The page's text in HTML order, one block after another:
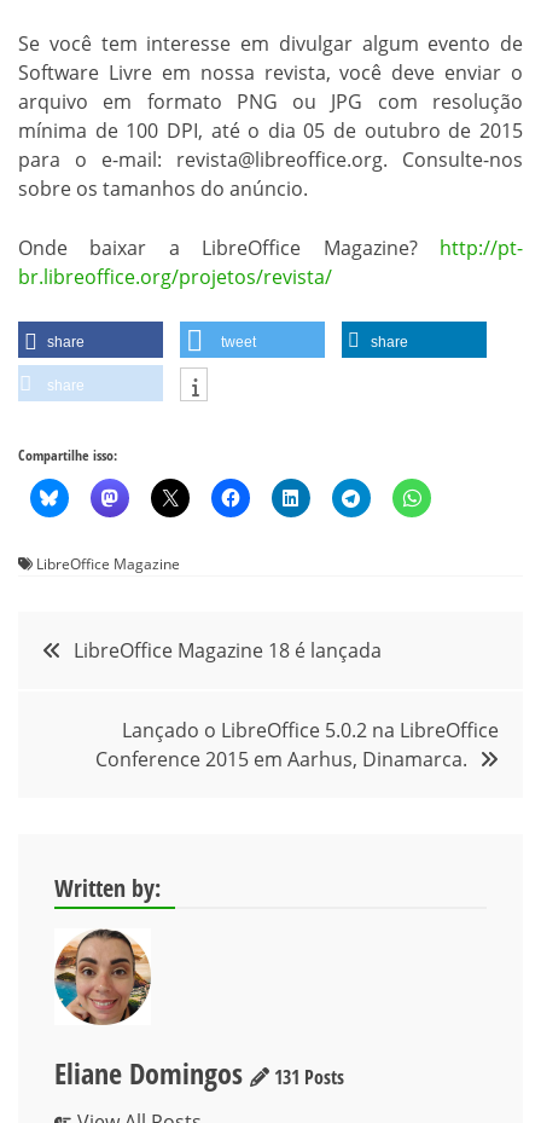
Se você tem interesse em divulgar algum evento de
Software Livre em nossa revista, você deve enviar o
arquivo em formato PNG ou JPG com resolução
mínima de 100 DPI, até o dia 05 de outubro de 2015
para o e-mail: revista@libreoffice.org. Consulte-nos
sobre os tamanhos do anúncio.
Onde baixar a LibreOffice Magazine? http://pt-
br.libreoffice.org/projetos/revista/
share tweet share
share
Compartilhe isso:
LibreOffice Magazine
Navegação
LibreOffice Magazine 18 é lançada
Lançado o LibreOffice 5.0.2 na LibreOffice
Conference 2015 em Aarhus, Dinamarca.
Written by:
Eliane Domingos
131 Posts